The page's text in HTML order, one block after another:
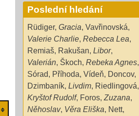
Poslední hledání
Rüdiger, Gracia, Vavřinovská,
Valerie Charlie, Rebecca Lea,
Remiaš, Rakušan, Libor,
Valerián, Škoch, Rebeka Agnes,
Sórad, Příhoda, Vídeň, Doncov,
Dzimbaník, Livdim, Riedlingová,
Kryštof Rudolf, Foros, Zuzana,
Něhoslav, Věra Eliška, Nett,